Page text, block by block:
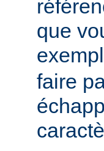
que
faire